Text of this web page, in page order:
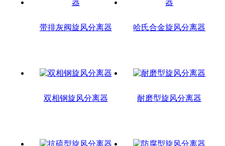
带排灰阀旋风分离器 哈氏合金旋风分离器
双相钢旋风分离器 耐磨型旋风分离器